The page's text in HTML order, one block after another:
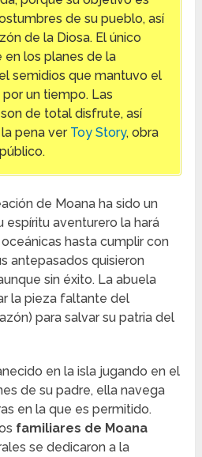
de su pueblo, así
de la Diosa. El único
en los planes de la
semidios que mantuvo el
un tiempo. Las
de total disfrute, así
pena ver Toy Story, obra
de Moana ha sido un
espíritu aventurero la hará
hasta cumplir con
antepasados quisieron
sin éxito. La abuela
la pieza faltante del
para salvar su patria del
en la isla jugando en el
de su padre, ella navega
en la que es permitido.
familiares de Moana
se dedicaron a la